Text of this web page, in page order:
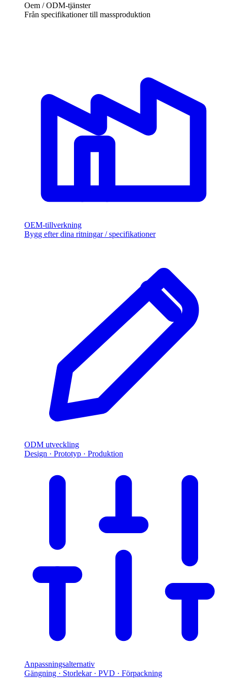
Oem / ODM-tjänster
Från specifikationer till massproduktion
OEM-tillverkning
Bygg efter dina ritningar / specifikationer
ODM utveckling
Design · Prototyp · Produktion
Anpassningsalternativ
Gängning · Storlekar · PVD · Förpackning